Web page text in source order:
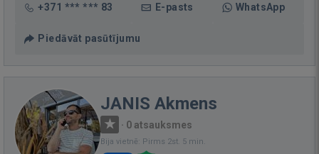
+371 *** *** 83 E-pasts WhatsApp
Piedāvāt pasūtījumu
JANIS Akmens
· 0 atsauksmes
Bija vietnē: Pirms 2st. 5 min.